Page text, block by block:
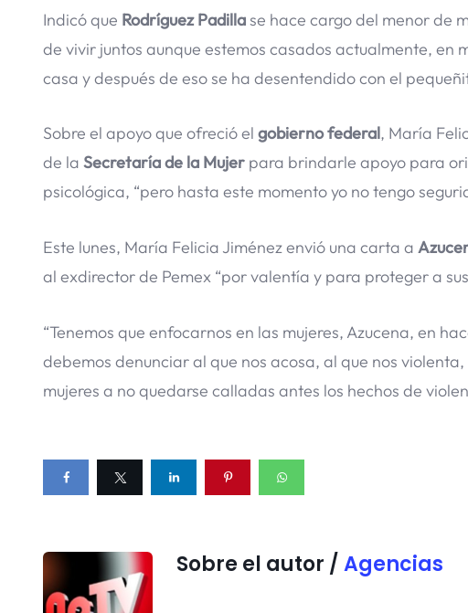
Indicó que Rodríguez Padillase hace cargo del menor de
de vivir juntos aunque estemos casados actualmente, en
casa y después de eso se ha desentendido con el
Sobre el apoyo que ofreció el gobierno federal, María
de la Secretaría de la Mujer para brindarle apoyo para
psicológica, “pero hasta este momento yo no tengo
Este lunes, María Felicia Jiménez envió una carta a
al exdirector de Pemex “por valentía y para proteger a
“Tenemos que enfocarnos en las mujeres, Azucena, en
debemos denunciar al que nos acosa, al que nos
mujeres a no quedarse calladas antes los hechos de
Sobre el autor / Agencias